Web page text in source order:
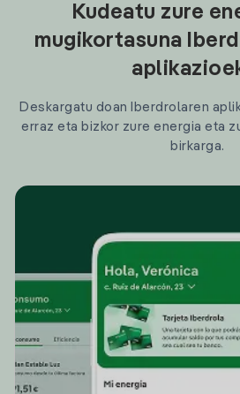
Kudeatu zure
mugikortasuna
Deskargatu doan Iberdrolaren
erraz eta bizkor zure energia eta
birkarga.